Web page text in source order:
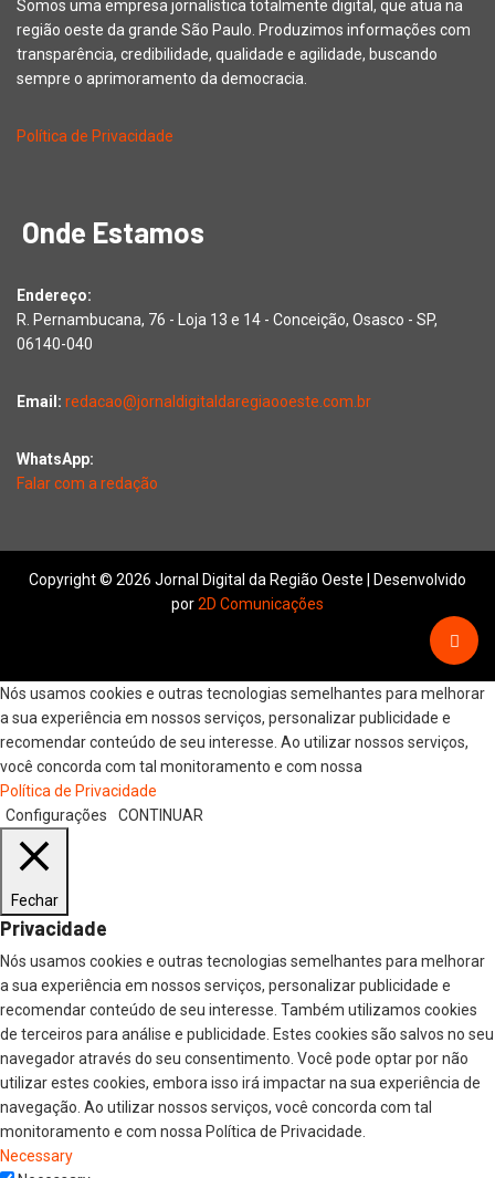
Somos uma empresa jornalística totalmente digital, que atua na
região oeste da grande São Paulo. Produzimos informações com
transparência, credibilidade, qualidade e agilidade, buscando
sempre o aprimoramento da democracia.
Política de Privacidade
Onde Estamos
Endereço:
R. Pernambucana, 76 - Loja 13 e 14 - Conceição, Osasco - SP,
06140-040
Email: redacao@jornaldigitaldaregiaooeste.com.br
WhatsApp:
Falar com a redação
Copyright © 2026 Jornal Digital da Região Oeste | Desenvolvido
por2D Comunicações
Nós usamos cookies e outras tecnologias semelhantes para melhorar
a sua experiência em nossos serviços, personalizar publicidade e
recomendar conteúdo de seu interesse. Ao utilizar nossos serviços,
você concorda com tal monitoramento e com nossa
Política de Privacidade
Configurações
CONTINUAR
Fechar
Privacidade
Nós usamos cookies e outras tecnologias semelhantes para melhorar
a sua experiência em nossos serviços, personalizar publicidade e
recomendar conteúdo de seu interesse. Também utilizamos cookies
de terceiros para análise e publicidade. Estes cookies são salvos no seu
navegador através do seu consentimento. Você pode optar por não
utilizar estes cookies, embora isso irá impactar na sua experiência de
navegação. Ao utilizar nossos serviços, você concorda com tal
monitoramento e com nossa Política de Privacidade.
Necessary